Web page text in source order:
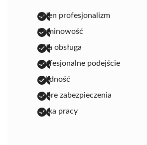
pełen profesjonalizm
terminowość
miła obsługa
profesjonalne podejście
solidność
dobre zabezpieczenia
etyka pracy